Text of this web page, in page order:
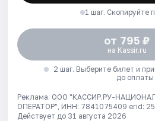
1 шаг. Скопируйте
от 795 ₽
на Kassir.ru
2 шаг. Выберите билет и
до оплаты
Реклама. ООО "КАССИР.РУ-
ОПЕРАТОР", ИНН: 7841075409 erid:
Действует до 31 августа 2026